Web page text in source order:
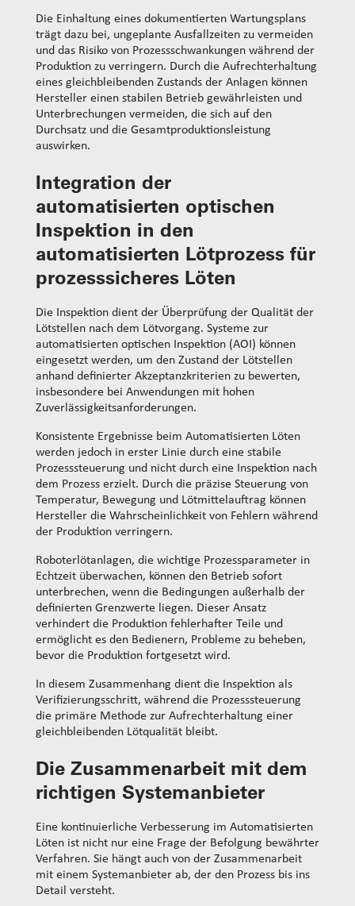
Die Einhaltung eines dokumentierten Wartungsplans
trägt dazu bei, ungeplante Ausfallzeiten zu vermeiden
und das Risiko von Prozessschwankungen während der
Produktion zu verringern. Durch die Aufrechterhaltung
eines gleichbleibenden Zustands der Anlagen können
Hersteller einen stabilen Betrieb gewährleisten und
Unterbrechungen vermeiden, die sich auf den
Durchsatz und die Gesamtproduktionsleistung
auswirken.
Integration der
automatisierten optischen
Inspektion in den
automatisierten Lötprozess für
prozesssicheres Löten
Die Inspektion dient der Überprüfung der Qualität der
Lötstellen nach dem Lötvorgang. Systeme zur
automatisierten optischen Inspektion (AOI) können
eingesetzt werden, um den Zustand der Lötstellen
anhand definierter Akzeptanzkriterien zu bewerten,
insbesondere bei Anwendungen mit hohen
Zuverlässigkeitsanforderungen.
Konsistente Ergebnisse beim Automatisierten Löten
werden jedoch in erster Linie durch eine stabile
Prozesssteuerung und nicht durch eine Inspektion nach
dem Prozess erzielt. Durch die präzise Steuerung von
Temperatur, Bewegung und Lötmittelauftrag können
Hersteller die Wahrscheinlichkeit von Fehlern während
der Produktion verringern.
Roboterlötanlagen, die wichtige Prozessparameter in
Echtzeit überwachen, können den Betrieb sofort
unterbrechen, wenn die Bedingungen außerhalb der
definierten Grenzwerte liegen. Dieser Ansatz
verhindert die Produktion fehlerhafter Teile und
ermöglicht es den Bedienern, Probleme zu beheben,
bevor die Produktion fortgesetzt wird.
In diesem Zusammenhang dient die Inspektion als
Verifizierungsschritt, während die Prozesssteuerung
die primäre Methode zur Aufrechterhaltung einer
gleichbleibenden Lötqualität bleibt.
Die Zusammenarbeit mit dem
richtigen Systemanbieter
Eine kontinuierliche Verbesserung im Automatisierten
Löten ist nicht nur eine Frage der Befolgung bewährter
Verfahren. Sie hängt auch von der Zusammenarbeit
mit einem Systemanbieter ab, der den Prozess bis ins
Detail versteht.